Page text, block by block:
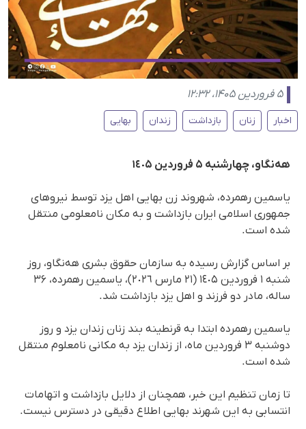
۵ فروردین ۱۴۰۵، ۱۲:۳۲
اخبار زنان بازداشت زندان بهایی
هه‌نگاو، چهارشنبه ۵ فروردین ١٤٠۵
یاسمین رهمردە، شهروند زن بهایی اهل یزد توسط نیروهای
جمهوری اسلامی ایران بازداشت و به مکان نامعلومی منتقل
شده است.
بر اساس گزارش رسیده به سازمان حقوق بشری هه‌نگاو، روز
شنبه ١ فروردین ١٤٠۵ (٢١ مارس ٢٠٢٦)، یاسمین رهمرده، ۳۶
ساله، مادر دو فرزند و اهل یزد بازداشت شد.
یاسمین رهمرده ابتدا به قرنطینه بند زنان زندان یزد و روز
دوشنبه ۳ فروردین ماه، از زندان یزد به مکانی نامعلوم منتقل
شده است.
تا زمان تنظیم این خبر، همچنان از دلایل بازداشت و اتهامات
انتسابی به این شهرند بهایی اطلاع دقیقی در دسترس نیست.